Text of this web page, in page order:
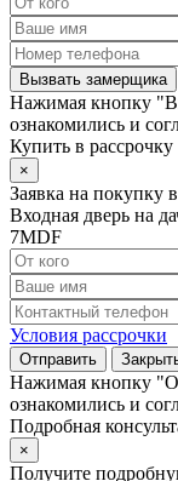
Вызвать замерщика
Нажимая кнопку
ознакомились и
Купить в рассрочку
×
Заявка на покупку
Входная дверь на
7MDF
Условия рассрочки
Отправить
Нажимая кнопку
ознакомились и
Подробная
×
Получите